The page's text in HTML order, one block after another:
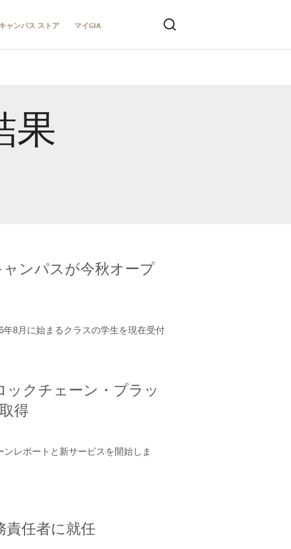
キャンパス ストア マイGIA
果
ャンパスが今秋オープ
8月に始まるクラスの学生を現在受付
ックチェーン・プラッ
得
レポートと新サービスを開始しま
責任者に就任